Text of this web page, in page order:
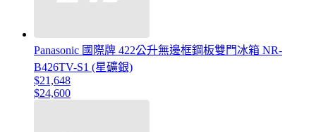
Panasonic 國際牌 422公升無邊框鋼板雙門冰箱 NR-
B426TV-S1 (星礦銀)
$21,648
$24,600